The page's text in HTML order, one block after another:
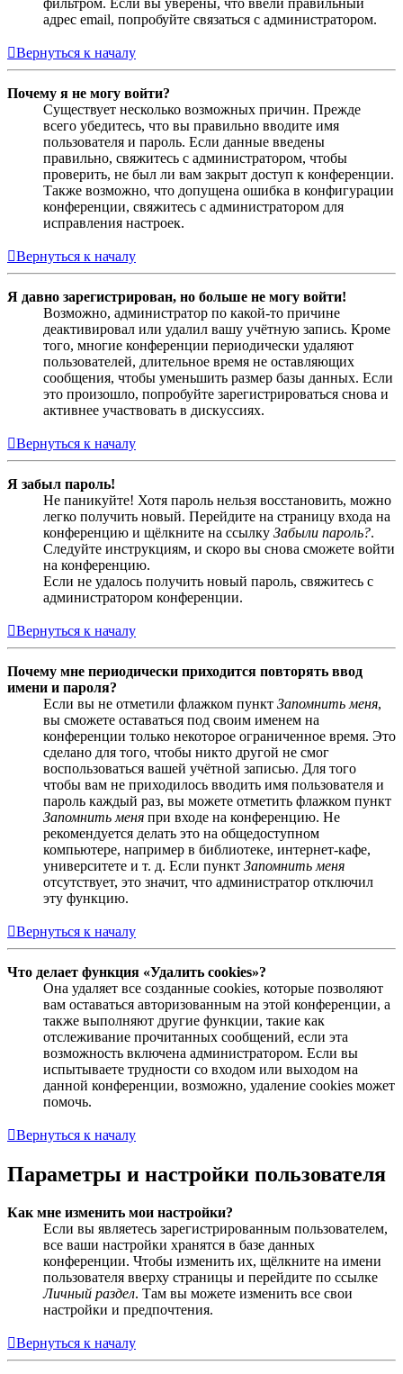
фильтром. Если вы уверены, что ввели правильный
адрес email, попробуйте связаться с администратором.
Вернуться к началу
Почему я не могу войти?
Существует несколько возможных причин. Прежде
всего убедитесь, что вы правильно вводите имя
пользователя и пароль. Если данные введены
правильно, свяжитесь с администратором, чтобы
проверить, не был ли вам закрыт доступ к конференции.
Также возможно, что допущена ошибка в конфигурации
конференции, свяжитесь с администратором для
исправления настроек.
Вернуться к началу
Я давно зарегистрирован, но больше не могу войти!
Возможно, администратор по какой-то причине
деактивировал или удалил вашу учётную запись. Кроме
того, многие конференции периодически удаляют
пользователей, длительное время не оставляющих
сообщения, чтобы уменьшить размер базы данных. Если
это произошло, попробуйте зарегистрироваться снова и
активнее участвовать в дискуссиях.
Вернуться к началу
Я забыл пароль!
Не паникуйте! Хотя пароль нельзя восстановить, можно
легко получить новый. Перейдите на страницу входа на
конференцию и щёлкните на ссылку Забыли пароль?.
Следуйте инструкциям, и скоро вы снова сможете войти
на конференцию.
Если не удалось получить новый пароль, свяжитесь с
администратором конференции.
Вернуться к началу
Почему мне периодически приходится повторять ввод
имени и пароля?
Если вы не отметили флажком пункт Запомнить меня,
вы сможете оставаться под своим именем на
конференции только некоторое ограниченное время. Это
сделано для того, чтобы никто другой не смог
воспользоваться вашей учётной записью. Для того
чтобы вам не приходилось вводить имя пользователя и
пароль каждый раз, вы можете отметить флажком пункт
Запомнить меня при входе на конференцию. Не
рекомендуется делать это на общедоступном
компьютере, например в библиотеке, интернет-кафе,
университете и т. д. Если пункт Запомнить меня
отсутствует, это значит, что администратор отключил
эту функцию.
Вернуться к началу
Что делает функция «Удалить cookies»?
Она удаляет все созданные cookies, которые позволяют
вам оставаться авторизованным на этой конференции, а
также выполняют другие функции, такие как
отслеживание прочитанных сообщений, если эта
возможность включена администратором. Если вы
испытываете трудности со входом или выходом на
данной конференции, возможно, удаление cookies может
помочь.
Вернуться к началу
Параметры и настройки пользователя
Как мне изменить мои настройки?
Если вы являетесь зарегистрированным пользователем,
все ваши настройки хранятся в базе данных
конференции. Чтобы изменить их, щёлкните на имени
пользователя вверху страницы и перейдите по ссылке
Личный раздел. Там вы можете изменить все свои
настройки и предпочтения.
Вернуться к началу